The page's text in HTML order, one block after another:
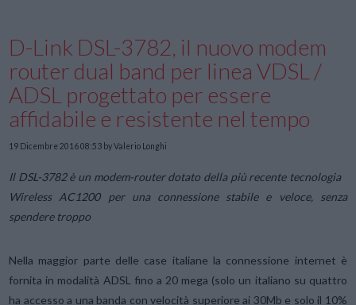
D-Link DSL-3782, il nuovo modem
router dual band per linea VDSL /
ADSL progettato per essere
affidabile e resistente nel tempo
19 Dicembre 2016 08:53 by Valerio Longhi
Il DSL-3782 è un modem-router dotato della più recente tecnologia
Wireless AC1200 per una connessione stabile e veloce, senza
spendere troppo
Nella maggior parte delle case italiane la connessione internet è
fornita in modalità ADSL fino a 20 mega (solo un italiano su quattro
ha accesso a una banda con velocità superiore ai 30Mb e solo il 10%